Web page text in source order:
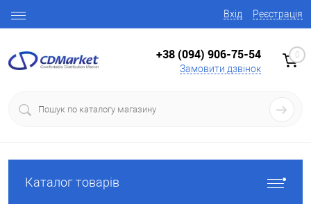
Вхід Реєстрація
+38 (094) 906-75-54
Замовити дзвінок
0
Каталог товарів